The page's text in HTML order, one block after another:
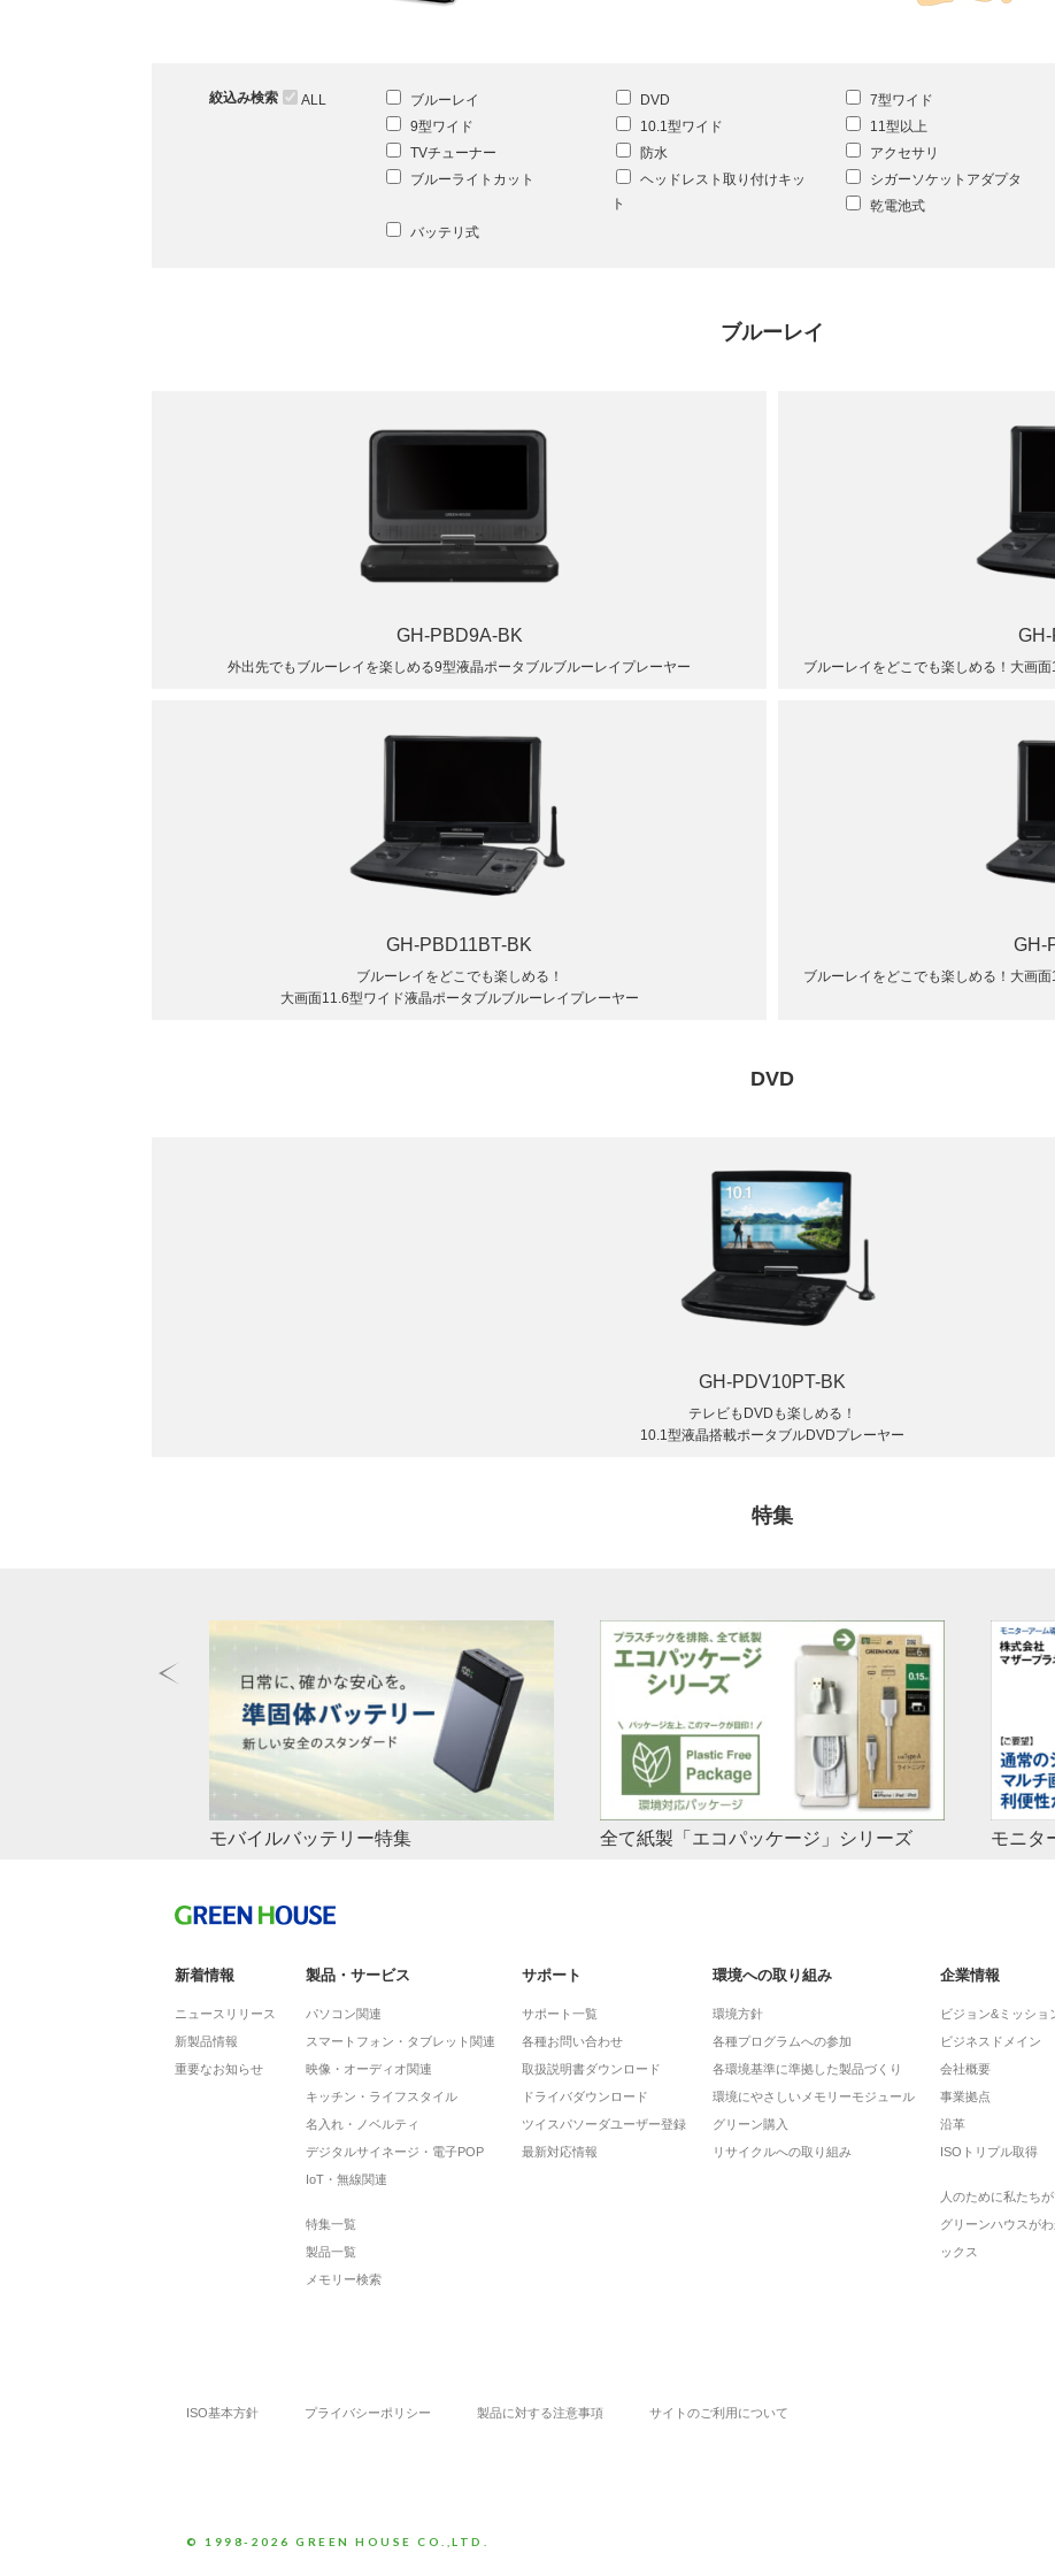
絞込み検索 ALL ブルーレイ DVD
7型ワイド
9型ワイド
10.1型ワイド
11型以上
TVチューナー
防水
アクセサリ
ブルーライトカット
ヘッドレスト取り付けキッ
ト
シガーソケットアダプタ
乾電池式
バッテリ式
ブルーレイ
GH-PBD9A-BK
外出先でもブルーレイを楽しめる9型液晶ポータブルブルーレイプレーヤー ブルーレイをどこでも楽しめる！大画
GH-PBD11BT-BK
ブルーレイをどこでも楽しめる！
大画面11.6型ワイド液晶ポータブルブルーレイプレーヤー
GH-
ブルーレイをどこでも楽しめる！大画
DVD
GH-PDV10PT-BK
テレビもDVDも楽しめる！
10.1型液晶搭載ポータブルDVDプレーヤー
特集
カード、マイクロSDカードの容
選び方やあなたにおすすめ容量な
全て紙製「エコパッケージ」シリーズ
エコパッケージシリーズ製品一覧（同シリーズの製品を
随時追加予定） ケーブル 充電器 ライトニング to Type-
モニターアーム導入事例3：マザープラネ
新着情報
ニュースリリース
新製品情報
重要なお知らせ
製品・サービス
パソコン関連
スマートフォン・タブレット関連
映像・オーディオ関連
キッチン・ライフスタイル
名入れ・ノベルティ
デジタルサイネージ・電子POP
IoT・無線関連
特集一覧
製品一覧
メモリー検索
サポート
サポート一覧
各種お問い合わせ
取扱説明書ダウンロード
ドライバダウンロード
ツイスパソーダユーザー登録
最新対応情報
環境への取り組み
環境方針
各種プログラムへの参加
各環境基準に準拠した製品づくり
環境にやさしいメモリーモジュール
グリーン購入
リサイクルへの取り組み
企業情報
ビジョン&ミッショ
ビジネスドメイン
会社概要
事業拠点
沿革
ISOトリプル取得
人のために私たち
グリーンハウスが
ックス
ISO基本方針 プライバシーポリシー 製品に対する注意事項 サイトのご利用について
© 1998-2026 GREEN HOUSE CO.,LTD.